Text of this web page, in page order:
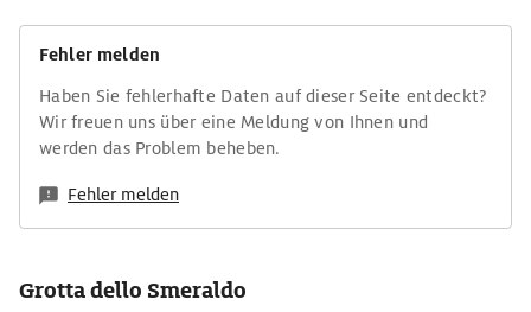
Fehler melden
Haben Sie fehlerhafte Daten auf dieser Seite entdeckt?
Wir freuen uns über eine Meldung von Ihnen und
werden das Problem beheben.
Fehler melden
Grotta dello Smeraldo